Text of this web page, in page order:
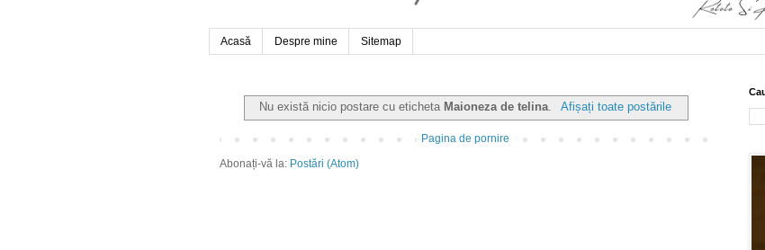
Acasă Despre mine Sitemap
Nu există nicio postare cu eticheta Maioneza de telina. Afișați toate postările
Pagina de pornire
Abonați-vă la: Postări (Atom)